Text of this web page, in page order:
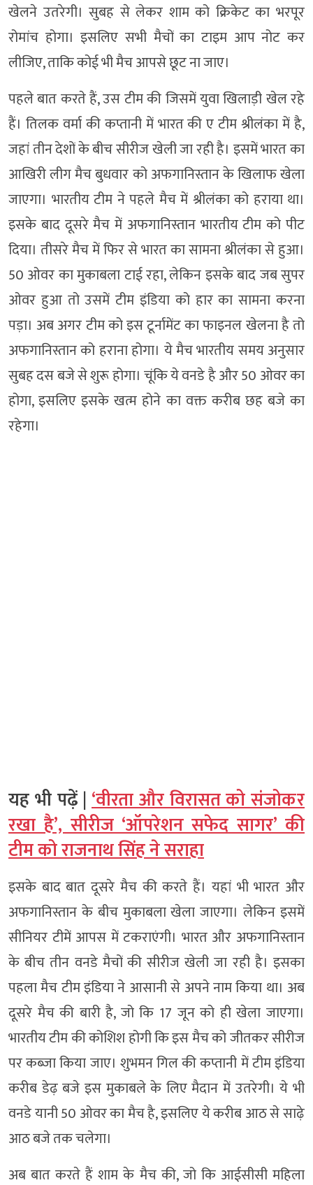
खेलने उतरेगी। सुबह से लेकर शाम को क्रिकेट का भरपूर
रोमांच होगा। इसलिए सभी मैचों का टाइम आप नोट कर
लीजिए, ताकि कोई भी मैच आपसे छूट ना जाए।
पहले बात करते हैं, उस टीम की जिसमें युवा खिलाड़ी खेल रहे
हैं। तिलक वर्मा की कप्तानी में भारत की ए टीम श्रीलंका में है,
जहां तीन देशों के बीच सीरीज खेली जा रही है। इसमें भारत का
आखिरी लीग मैच बुधवार को अफगानिस्तान के खिलाफ खेला
जाएगा। भारतीय टीम ने पहले मैच में श्रीलंका को हराया था।
इसके बाद दूसरे मैच में अफगानिस्तान भारतीय टीम को पीट
दिया। तीसरे मैच में फिर से भारत का सामना श्रीलंका से हुआ।
50 ओवर का मुकाबला टाई रहा, लेकिन इसके बाद जब सुपर
ओवर हुआ तो उसमें टीम इंडिया को हार का सामना करना
पड़ा। अब अगर टीम को इस टूर्नामेंट का फाइनल खेलना है तो
अफगानिस्तान को हराना होगा। ये मैच भारतीय समय अनुसार
सुबह दस बजे से शुरू होगा। चूंकि ये वनडे है और 50 ओवर का
होगा, इसलिए इसके खत्म होने का वक्त करीब छह बजे का
रहेगा।
यह भी पढ़ें |‘वीरता और विरासत को संजोकर
रखा है’, सीरीज ‘ऑपरेशन सफेद सागर’ की
टीम को राजनाथ सिंह ने सराहा
इसके बाद बात दूसरे मैच की करते हैं। यहां भी भारत और
अफगानिस्तान के बीच मुकाबला खेला जाएगा। लेकिन इसमें
सीनियर टीमें आपस में टकराएंगी। भारत और अफगानिस्तान
के बीच तीन वनडे मैचों की सीरीज खेली जा रही है। इसका
पहला मैच टीम इंडिया ने आसानी से अपने नाम किया था। अब
दूसरे मैच की बारी है, जो कि 17 जून को ही खेला जाएगा।
भारतीय टीम की कोशिश होगी कि इस मैच को जीतकर सीरीज
पर कब्जा किया जाए। शुभमन गिल की कप्तानी में टीम इंडिया
करीब डेढ़ बजे इस मुकाबले के लिए मैदान में उतरेगी। ये भी
वनडे यानी 50 ओवर का मैच है, इसलिए ये करीब आठ से साढ़े
आठ बजे तक चलेगा।
अब बात करते हैं शाम के मैच की, जो कि आईसीसी महिला